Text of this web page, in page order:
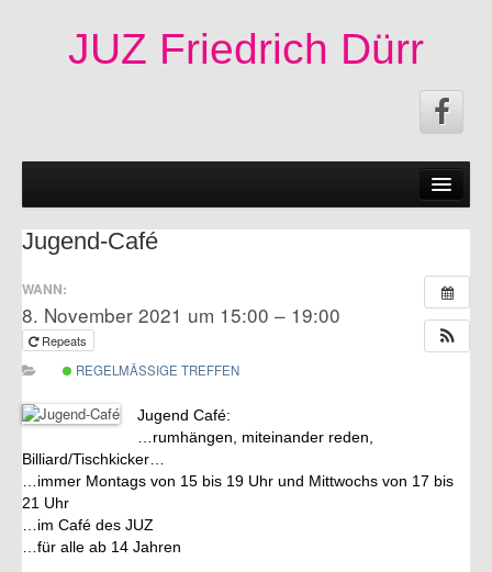
JUZ Friedrich Dürr
50 Jahre JUZ!
Fachschaften|Mitmachen
Veröffentlichungen
Impressum|Kontakt|Datenschutzerklärung
Förderverein
Jugend-Café
WANN:
8. November 2021 um 15:00 – 19:00
Repeats
REGELMÄSSIGE TREFFEN
Jugend Café:
…rumhängen, miteinander reden,
Billiard/Tischkicker…
…immer Montags von 15 bis 19 Uhr und Mittwochs von 17 bis
21 Uhr
…im Café des JUZ
…für alle ab 14 Jahren